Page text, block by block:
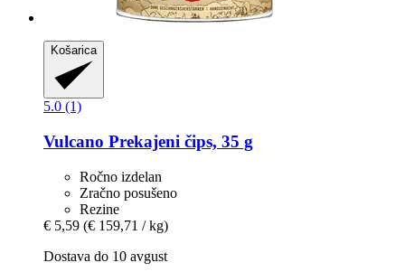
Košarica
5.0 (1)
Vulcano Prekajeni čips, 35 g
Ročno izdelan
Zračno posušeno
Rezine
€ 5,59 (€ 159,71 / kg)
Dostava do 10 avgust